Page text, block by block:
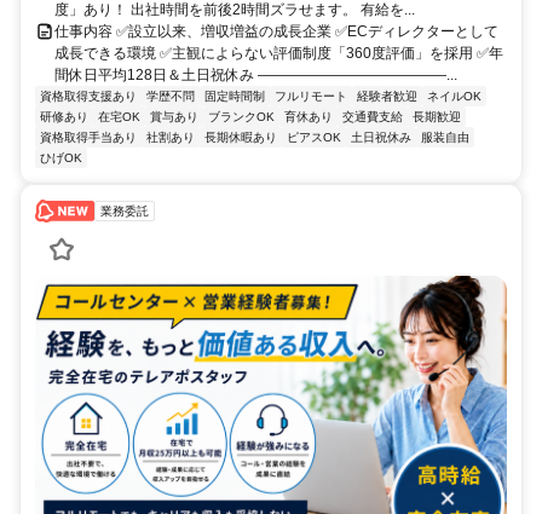
度」あり！ 出社時間を前後2時間ズラせます。 有給を...
仕事内容 ✅設立以来、増収増益の成長企業 ✅ECディレクターとして
成長できる環境 ✅主観によらない評価制度「360度評価」を採用 ✅年
間休日平均128日＆土日祝休み ―――――――――――――...
資格取得支援あり 学歴不問 固定時間制 フルリモート 経験者歓迎
ネイルOK
研修あり
在宅OK 賞与あり ブランクOK 育休あり 交通費支給
長期歓迎
資格取得手当あり
社割あり 長期休暇あり ピアスOK 土日祝休み
服装自由
ひげOK
業務委託